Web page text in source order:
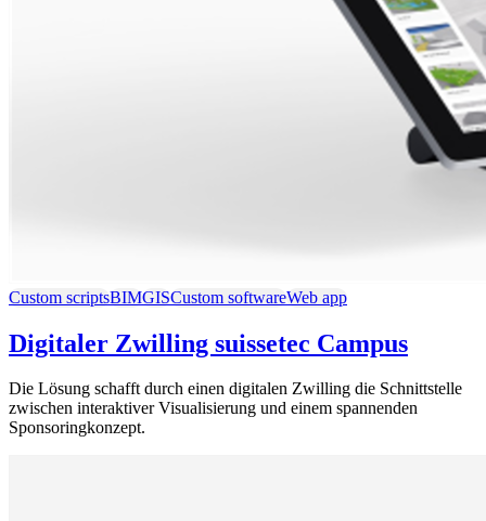
Custom scriptsBIMGISCustom softwareWeb app
Digitaler Zwilling suissetec Campus
Die Lösung schafft durch einen digitalen Zwilling die Schnittstelle
zwischen interaktiver Visualisierung und einem spannenden
Sponsoringkonzept.